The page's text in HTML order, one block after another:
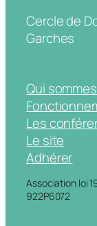
Cercle de
Garches
Qui
Les
Le site
Adhérer
Association loi
922P6072